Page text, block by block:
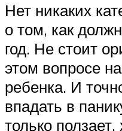
Нет никаких
о том, как
год. Не стоит
этом вопросе
ребенка. И
впадать в
только